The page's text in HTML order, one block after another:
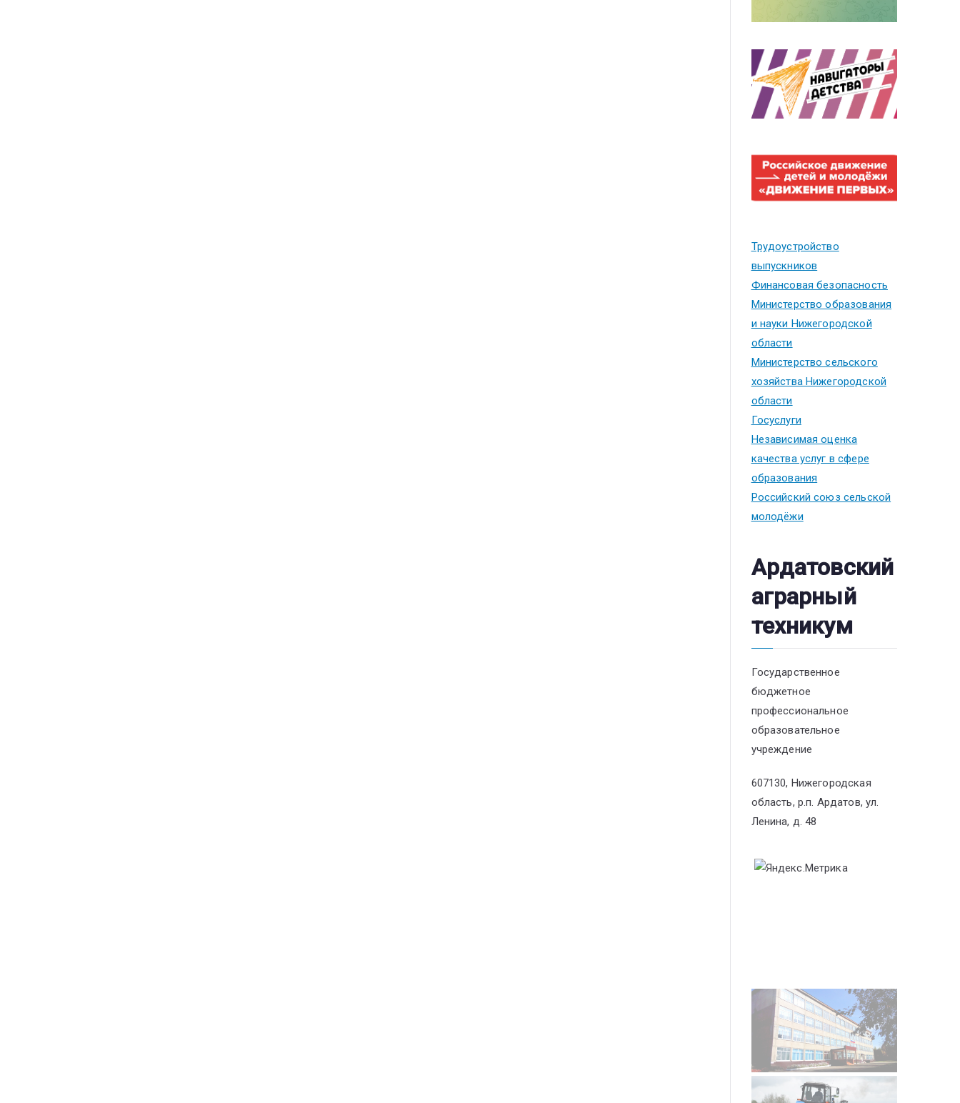
Трудоустройство
выпускников
Финансовая безопасность
Министерство образования
и науки Нижегородской
области
Министерство сельского
хозяйства Нижегородской
области
Госуслуги
Независимая оценка
качества услуг в сфере
образования
Российский союз сельской
молодёжи
Ардатовский
аграрный
техникум
Государственное
бюджетное
профессиональное
образовательное
учреждение
607130, Нижегородская
область, р.п. Ардатов, ул.
Ленина, д. 48